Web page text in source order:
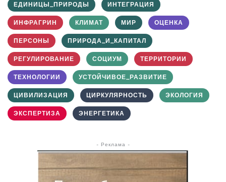
ЕДИНИЦЫ_ПРИРОДЫ ИНТЕГРАЦИЯ
ИНФРАГРИН КЛИМАТ МИР ОЦЕНКА
ПЕРСОНЫ ПРИРОДА_И_КАПИТАЛ
РЕГУЛИРОВАНИЕ СОЦИУМ ТЕРРИТОРИИ
ТЕХНОЛОГИИ УСТОЙЧИВОЕ_РАЗВИТИЕ
ЦИВИЛИЗАЦИЯ ЦИРКУЛЯРНОСТЬ ЭКОЛОГИЯ
ЭКСПЕРТИЗА ЭНЕРГЕТИКА
- Реклама -